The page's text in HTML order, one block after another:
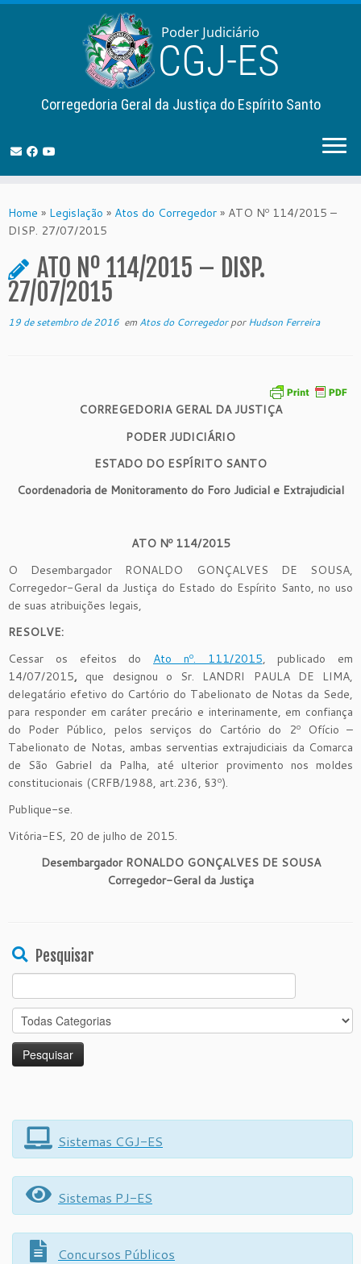
to
content
Corregedoria Geral da Justiça do Espírito Santo
Home » Legislação » Atos do Corregedor » ATO Nº 114/2015 –
DISP. 27/07/2015
ATO Nº 114/2015 – DISP.
27/07/2015
19 de setembro de 2016 em Atos do CorregedorporHudson Ferreira
CORREGEDORIA GERAL DA JUSTIÇA
PODER JUDICIÁRIO
ESTADO DO ESPÍRITO SANTO
Coordenadoria de Monitoramento do Foro Judicial e Extrajudicial
ATO Nº 114/2015
O Desembargador RONALDO GONÇALVES DE SOUSA,
Corregedor-Geral da Justiça do Estado do Espírito Santo, no uso
de suas atribuições legais,
RESOLVE:
Cessar os efeitos do Ato nº. 111/2015, publicado em
14/07/2015, que designou o Sr. LANDRI PAULA DE LIMA,
delegatário efetivo do Cartório do Tabelionato de Notas da Sede,
para responder em caráter precário e interinamente, em confiança
do Poder Público, pelos serviços do Cartório do 2º Ofício –
Tabelionato de Notas, ambas serventias extrajudiciais da Comarca
de São Gabriel da Palha, até ulterior provimento nos moldes
constitucionais (CRFB/1988, art.236, §3º).
Publique-se.
Vitória-ES, 20 de julho de 2015.
Desembargador RONALDO GONÇALVES DE SOUSA
Corregedor-Geral da Justiça
Pesquisar
Search
for:
Sistemas CGJ-ES
Sistemas PJ-ES
Concursos Públicos